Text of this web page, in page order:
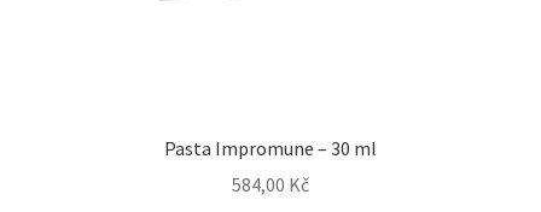
Pasta Impromune – 30 ml
584,00 Kč